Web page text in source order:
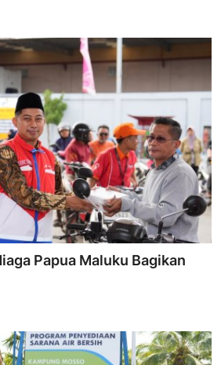
Papua Maluku Bagikan